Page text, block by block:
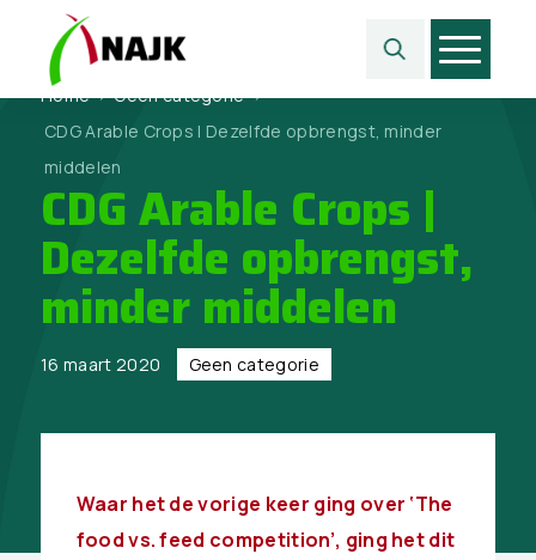
Home > Geen categorie >
CDG Arable Crops | Dezelfde opbrengst, minder
middelen
CDG Arable Crops |
Dezelfde opbrengst,
minder middelen
16 maart 2020 Geen categorie
Waar het de vorige keer ging over ‘The
food vs. feed competition’, ging het dit